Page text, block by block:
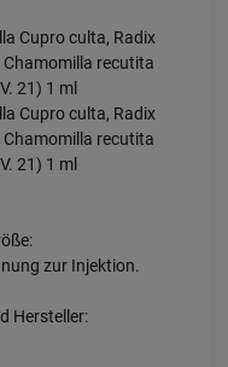
Cupro culta, Radix
Chamomilla recutita
21) 1 ml
Cupro culta, Radix
Chamomilla recutita
21) 1 ml
zur Injektion.
Hersteller: